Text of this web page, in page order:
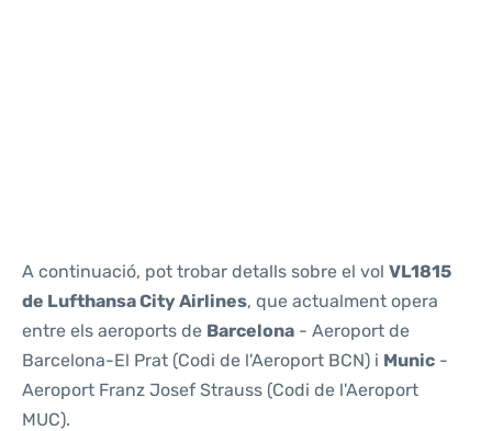
A continuació, pot trobar detalls sobre el vol VL1815
de Lufthansa City Airlines, que actualment opera
entre els aeroports de Barcelona - Aeroport de
Barcelona-El Prat (Codi de l'Aeroport BCN) i Munic -
Aeroport Franz Josef Strauss (Codi de l'Aeroport
MUC).